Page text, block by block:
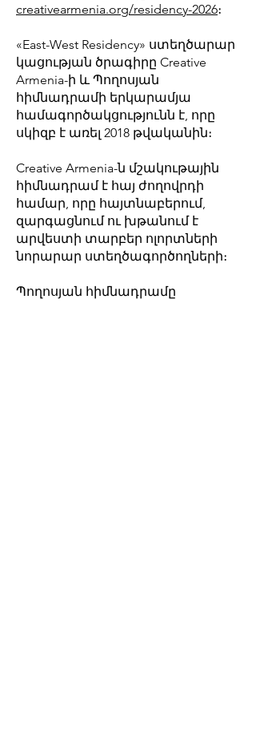
creativearmenia.org/residency-2026։
«East-West Residency» ստեղծարար
կացության ծրագիրը Creative
Armenia-ի և Պողոսյան
հիմնադրամի երկարամյա
համագործակցությունն է, որը
սկիզբ է առել 2018 թվականին։
Creative Armenia-ն մշակութային
հիմնադրամ է հայ ժողովրդի
համար, որը հայտնաբերում,
զարգացնում ու խթանում է
արվեստի տարբեր ոլորտների
նորարար ստեղծագործողների։
Պողոսյան հիմնադրամը